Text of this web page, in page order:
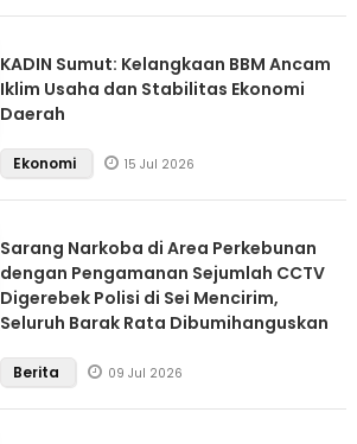
KADIN Sumut: Kelangkaan BBM Ancam
Iklim Usaha dan Stabilitas Ekonomi
Daerah
Ekonomi 15 Jul 2026
Sarang Narkoba di Area Perkebunan
dengan Pengamanan Sejumlah CCTV
Digerebek Polisi di Sei Mencirim,
Seluruh Barak Rata Dibumihanguskan
Berita 09 Jul 2026